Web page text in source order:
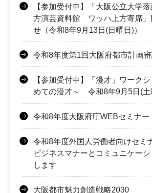
【参加受付中】「大阪公立大学
方演芸資料館 ワッハ上方寄席」
せ（令和8年9月13日(日曜日)）
令和8年度第1回大阪府都市計画
【参加受付中】「漫才」ワーク
めての漫才～ 令和8年9月5日(土
令和8年度大阪府庁WEBセミナー
令和8年度外国人労働者向けセミ
ビジネスマナーとコミュニケー
します
大阪都市魅力創造戦略2030